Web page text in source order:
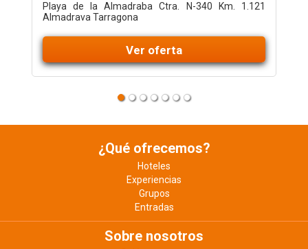
Playa de la Almadraba Ctra. N-340 Km. 1.121
Almadrava Tarragona
Ver oferta
¿Qué ofrecemos?
Hoteles
Experiencias
Grupos
Entradas
Sobre nosotros